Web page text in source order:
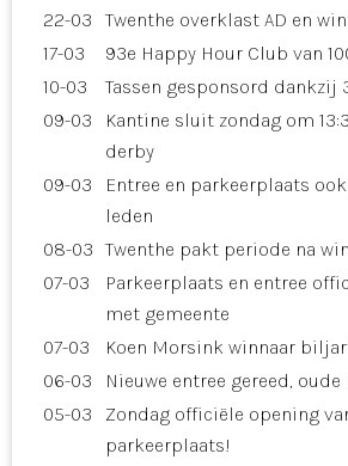
22-03
Twenthe overklast AD en
17-03
93e Happy Hour Club van
10-03
Tassen gesponsord dankzij
09-03
Kantine sluit zondag om
derby
09-03
Entree en parkeerplaats
leden
08-03 Twenthe pakt periode na
07-03
Parkeerplaats en entree
met gemeente
07-03
Koen Morsink winnaar
06-03
Nieuwe entree gereed,
05-03
Zondag officiële opening
parkeerplaats!